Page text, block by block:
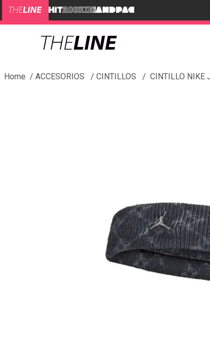
ACCESORIOS CINTILLOS CINTILLO NIKE